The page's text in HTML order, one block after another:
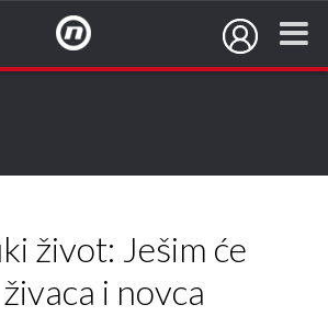
život: Ješim će
i novca